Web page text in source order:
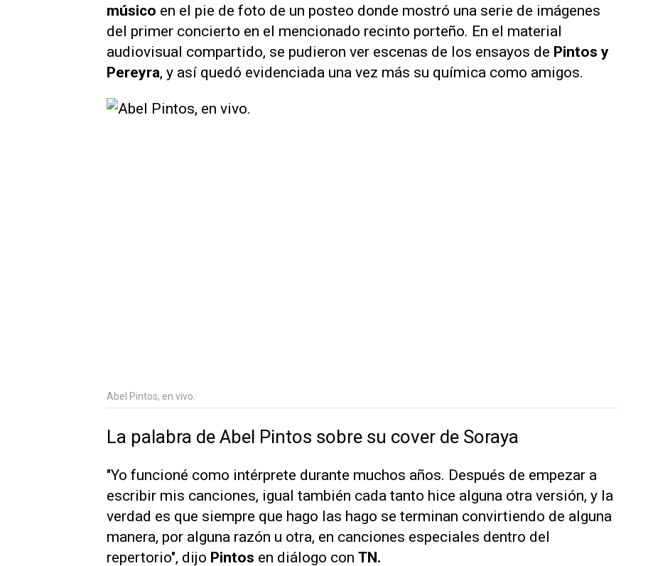
músico en el pie de foto de un posteo donde mostró una serie de imágenes
del primer concierto en el mencionado recinto porteño. En el material
audiovisual compartido, se pudieron ver escenas de los ensayos de Pintos y
Pereyra, y así quedó evidenciada una vez más su química como amigos.
Abel Pintos, en vivo.
La palabra de Abel Pintos sobre su cover de Soraya
"Yo funcioné como intérprete durante muchos años. Después de empezar a
escribir mis canciones, igual también cada tanto hice alguna otra versión, y la
verdad es que siempre que hago las hago se terminan convirtiendo de alguna
manera, por alguna razón u otra, en canciones especiales dentro del
repertorio", dijo Pintos en diálogo con TN.